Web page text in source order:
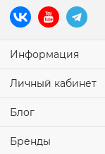
Информация
Личный кабинет
Блог
Бренды